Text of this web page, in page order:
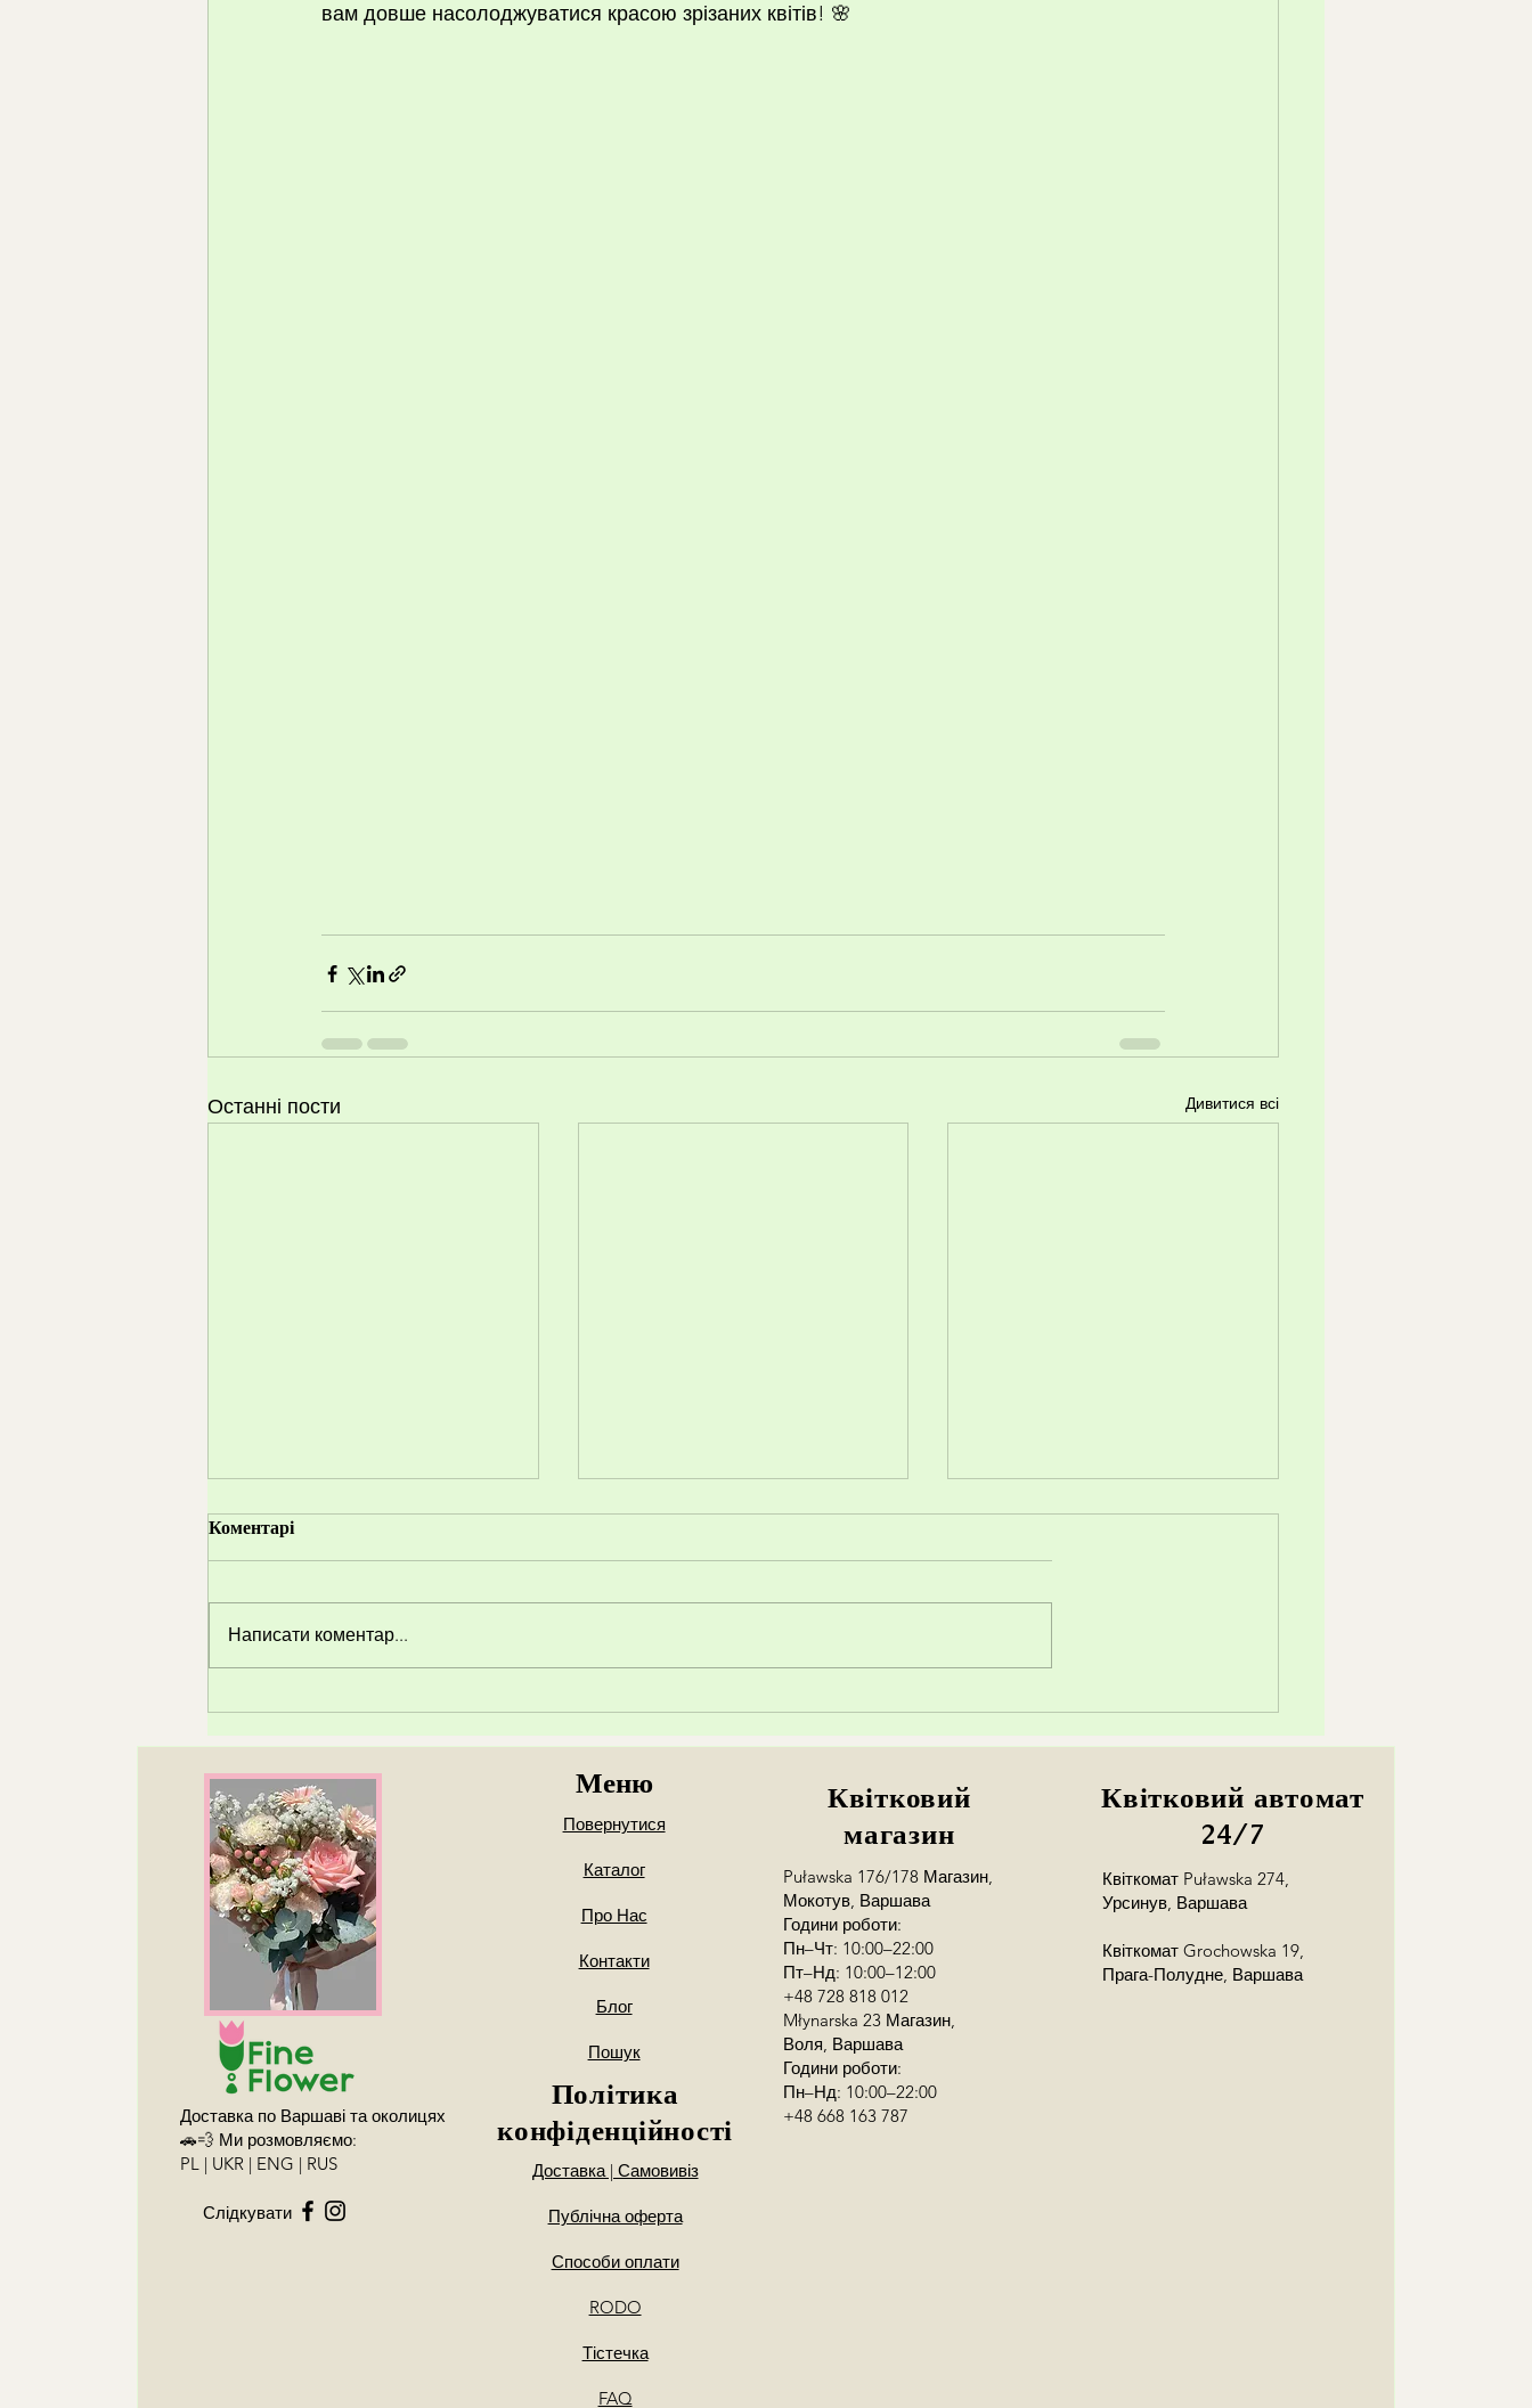
вам довше насолоджуватися красою зрізаних квітів! 🌸
Останні пости Дивитися всі
Коментарі
Написати коментар...
Доставка по Варшаві та околицях
🚗💨 Ми розмовляємо:
PL | UKR | ENG | RUS
Слідкувати
Меню
Повернутися
Каталог
Про Нас
Контакти
Блог
Пошук
Політика
конфіденційності
Доставка | Самовивіз
Публічна оферта
Способи оплати
RODO
Тістечка
FAQ
Квітковий
магазин
Puławska 176/178 Магазин,
Мокотув, Варшава
Години роботи:
Пн–Чт: 10:00–22:00
Пт–Нд: 10:00–12:00
+48 728 818 012
Młynarska 23 Магазин,
Воля, Варшава
Години роботи:
Пн–Нд: 10:00–22:00
+48 668 163 787
Квітковий автомат
24/7
Квіткомат Puławska 274,
Урсинув, Варшава
Квіткомат Grochowska 19,
Прага-Полудне, Варшава